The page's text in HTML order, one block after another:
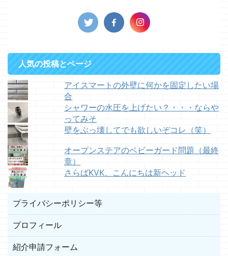
人気の投稿とページ
アイスマートの外壁に何かを固定したい場
合
シャワーの水圧を上げたい？・・・ならや
ってみそ
壁をぶっ壊してでも欲しいぞコレ（笑）
オープンステアのベビーガード問題（最終
章）
さらばKVK、こんにちは新ヘッド
プライバシーポリシー等
プロフィール
紹介申請フォーム